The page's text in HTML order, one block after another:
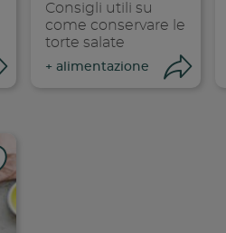
Condividi
Consigli utili su
come conservare le
torte salate
+ alimentazione